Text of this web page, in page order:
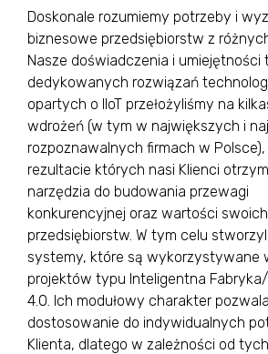
Doskonale rozumiemy potrzeby i
biznesowe przedsiębiorstw z
Nasze doświadczenia i umiejętności
dedykowanych rozwiązań
opartych o IIoT przełożyliśmy na
wdrożeń (w tym w największych i
rozpoznawalnych firmach w
rezultacie których nasi Klienci
narzędzia do budowania przewagi
konkurencyjnej oraz wartości swoich
przedsiębiorstw. W tym celu
systemy, które są wykorzystywane
projektów typu Inteligentna Fabryka/
4.0. Ich modułowy charakter
dostosowanie do indywidualnych
Klienta, dlatego w zależności od